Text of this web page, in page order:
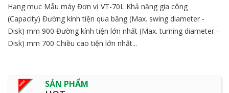
Hạng mục Mẫu máy Đơn vị VT-70L Khả năng gia công
(Capacity) Đường kính tiện qua băng (Max. swing diameter -
Disk) mm 900 Đường kính tiện lớn nhất (Max. turning diameter -
Disk) mm 700 Chiều cao tiện lớn nhất...
SẢN PHẨM